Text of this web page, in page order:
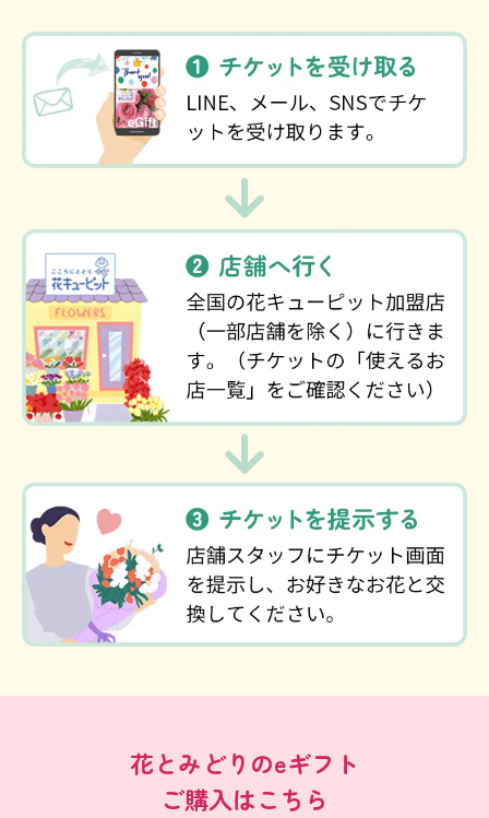
花とみどりのeギフト
ご購入はこちら